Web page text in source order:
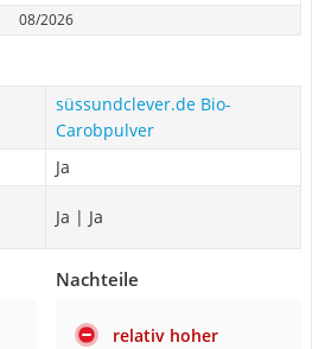
08/2026
süssundclever.de Bio-
Carobpulver
Ja
Ja | Ja
Nachteile
relativ hoher